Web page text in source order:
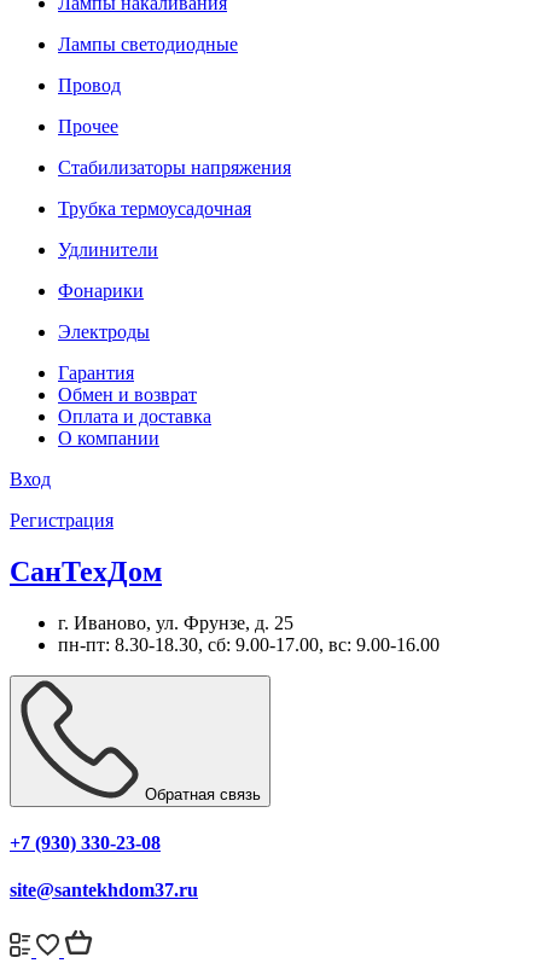
Лампы светодиодные
Провод
Прочее
Стабилизаторы напряжения
Трубка термоусадочная
Удлинители
Фонарики
Электроды
Гарантия
Обмен и возврат
Оплата и доставка
О компании
Вход
Регистрация
СанТехДом
г. Иваново, ул. Фрунзе, д. 25
пн-пт: 8.30-18.30, сб: 9.00-17.00, вс: 9.00-16.00
Обратная связь
+7 (930) 330-23-08
site@santekhdom37.ru